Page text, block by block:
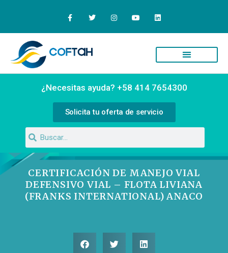
¿Necesitas ayuda? +58 414 7654300
Solicita tu oferta de servicio
CERTIFICACIÓN DE MANEJO VIAL
DEFENSIVO VIAL – FLOTA LIVIANA
(FRANKS INTERNATIONAL) ANACO